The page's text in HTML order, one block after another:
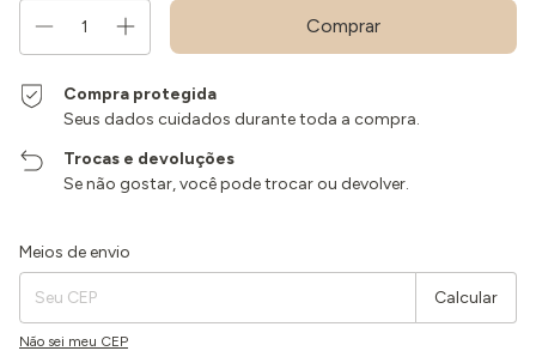
Compra protegida
Seus dados cuidados durante toda a compra.
Trocas e devoluções
Se não gostar, você pode trocar ou devolver.
Entregas para o CEP:
Meios de envio
Calcular
Não sei meu CEP